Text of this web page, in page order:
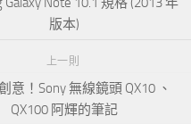
版本)
上一則
意！Sony 無線鏡頭 QX10 、
QX100 阿輝的筆記